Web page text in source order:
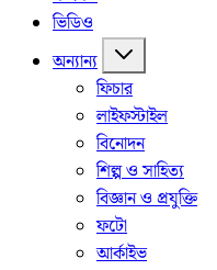
ভিডিও
অন্যান্য
ফিচার
লাইফস্টাইল
বিনোদন
শিল্প ও সাহিত্য
বিজ্ঞান ও প্রযুক্তি
ফটো
আর্কাইভ